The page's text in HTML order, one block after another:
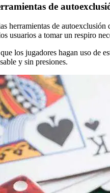
de
herramientas de autoexclusión
usuarios a tomar un respiro
los jugadores hagan uso de
y sin presiones.